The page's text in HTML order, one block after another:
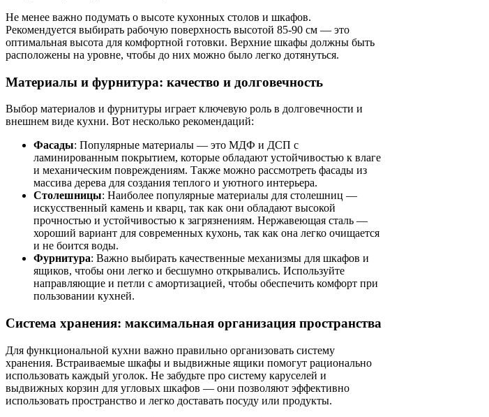
Не менее важно подумать о высоте кухонных столов и шкафов.
Рекомендуется выбирать рабочую поверхность высотой 85-90 см — это
оптимальная высота для комфортной готовки. Верхние шкафы должны быть
расположены на уровне, чтобы до них можно было легко дотянуться.
Материалы и фурнитура: качество и долговечность
Выбор материалов и фурнитуры играет ключевую роль в долговечности и
внешнем виде кухни. Вот несколько рекомендаций:
Фасады: Популярные материалы — это МДФ и ДСП с
ламинированным покрытием, которые обладают устойчивостью к влаге
и механическим повреждениям. Также можно рассмотреть фасады из
массива дерева для создания теплого и уютного интерьера.
Столешницы: Наиболее популярные материалы для столешниц —
искусственный камень и кварц, так как они обладают высокой
прочностью и устойчивостью к загрязнениям. Нержавеющая сталь —
хороший вариант для современных кухонь, так как она легко очищается
и не боится воды.
Фурнитура: Важно выбирать качественные механизмы для шкафов и
ящиков, чтобы они легко и бесшумно открывались. Используйте
направляющие и петли с амортизацией, чтобы обеспечить комфорт при
пользовании кухней.
Система хранения: максимальная организация пространства
Для функциональной кухни важно правильно организовать систему
хранения. Встраиваемые шкафы и выдвижные ящики помогут рационально
использовать каждый уголок. Не забудьте про систему каруселей и
выдвижных корзин для угловых шкафов — они позволяют эффективно
использовать пространство и легко доставать посуду или продукты.